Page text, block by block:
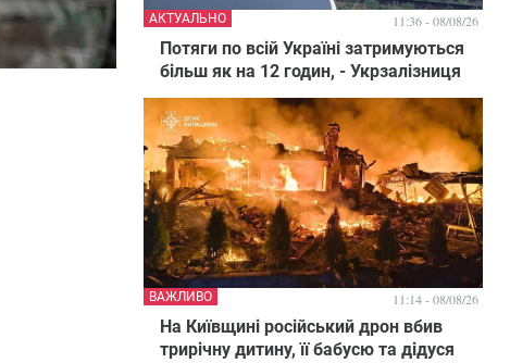
Потяги по всій Україні затримуються
більш як на 12 годин, - Укрзалізниця
АКТУАЛЬНО 11:36 - 08/08/26
На Київщині російський дрон вбив
трирічну дитину, її бабусю та дідуся
ВАЖЛИВО 11:14 - 08/08/26